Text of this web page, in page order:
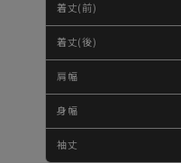
着丈(前)
着丈(後)
肩幅
身幅
袖丈